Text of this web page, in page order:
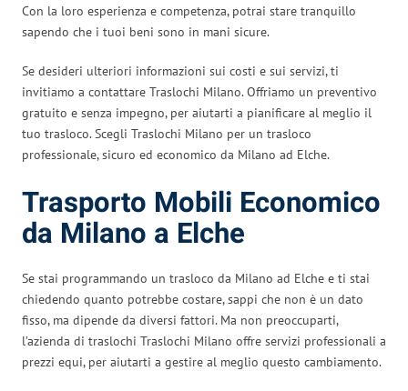
Con la loro esperienza e competenza, potrai stare tranquillo
sapendo che i tuoi beni sono in mani sicure.
Se desideri ulteriori informazioni sui costi e sui servizi, ti
invitiamo a contattare Traslochi Milano. Offriamo un preventivo
gratuito e senza impegno, per aiutarti a pianificare al meglio il
tuo trasloco. Scegli Traslochi Milano per un trasloco
professionale, sicuro ed economico da Milano ad Elche.
Trasporto Mobili Economico
da Milano a Elche
Se stai programmando un trasloco da Milano ad Elche e ti stai
chiedendo quanto potrebbe costare, sappi che non è un dato
fisso, ma dipende da diversi fattori. Ma non preoccuparti,
l’azienda di traslochi Traslochi Milano offre servizi professionali a
prezzi equi, per aiutarti a gestire al meglio questo cambiamento.